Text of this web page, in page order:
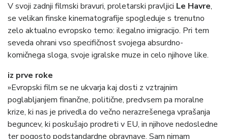
V svoji zadnji filmski bravuri, proletarski pravljici Le Havre,
se velikan finske kinematografije spogleduje s trenutno
zelo aktualno evropsko temo: ilegalno imigracijo. Pri tem
seveda ohrani vso specifičnost svojega absurdno-
komičnega sloga, svoje igralske muze in celo njihove like.
iz prve roke
»Evropski film se ne ukvarja kaj dosti z vztrajnim
poglabljanjem finančne, politične, predvsem pa moralne
krize, ki nas je privedla do večno nerazrešenega vprašanja
beguncev, ki poskušajo prodreti v EU, in njihove nedosledne
ter pogosto podstandardne obravnave. Sam nimam